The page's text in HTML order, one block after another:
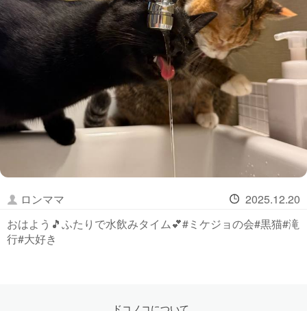
ロンママ
2025.12.20
おはよう🎵ふたりで水飲みタイム💕#ミケジョの会#黒猫#滝
行#大好き